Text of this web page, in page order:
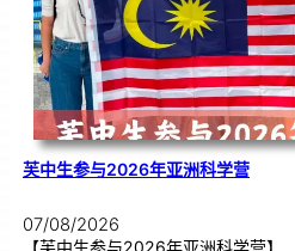
芙中生参与2026年亚洲科学营
07/08/2026
【芙中生参与2026年亚洲科学营